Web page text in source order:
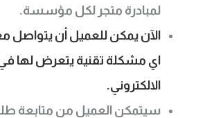
لمبادرة متجر لكل مؤسسة.
الآن يمكن للعميل أن يتواصل
اي مشكلة تقنية يتعرض لها
الالكتروني.
سيتمكن العميل من متابعة